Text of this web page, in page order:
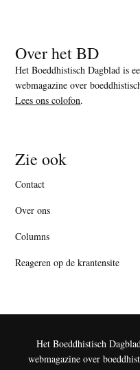
Over het BD
Het Boeddhistisch Dagblad is
webmagazine over
Lees ons colofon.
Zie ook
Contact
Over ons
Columns
Reageren op de krantensite
Het Boeddhistisch
webmagazine over